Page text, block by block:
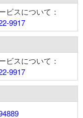
ビスについて：
9917
ビスについて：
9917